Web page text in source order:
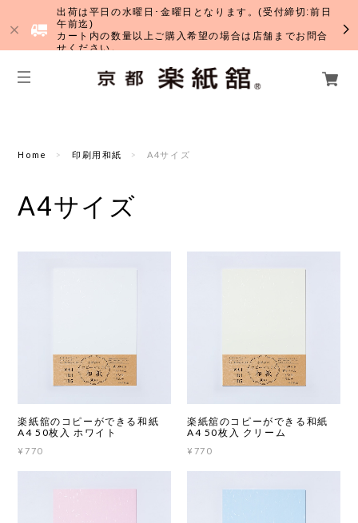
出荷は平日の水曜日･金曜日となります。(受付締切:前日
午前迄)
カート内の数量以上ご購入希望の場合は店舗までお問合
せください。
Home 印刷用和紙 A4サイズ
A4サイズ
楽紙舘のコピーができる和紙
A4 50枚入 ホワイト
¥770
楽紙舘のコピーができる和紙
A4 50枚入 クリーム
¥770